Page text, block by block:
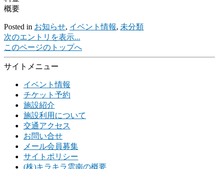
概要
Posted in お知らせ, イベント情報, 未分類
次のエントリを表示...
このページのトップへ
サイトメニュー
イベント情報
チケット予約
施設紹介
施設利用について
交通アクセス
お問い合せ
メール会員募集
サイトポリシー
(株)キラキラ雲南の概要